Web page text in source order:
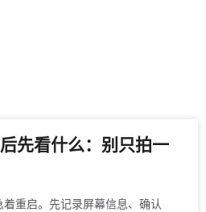
先看什么：别只拍一
着重启。先记录屏幕信息、确认